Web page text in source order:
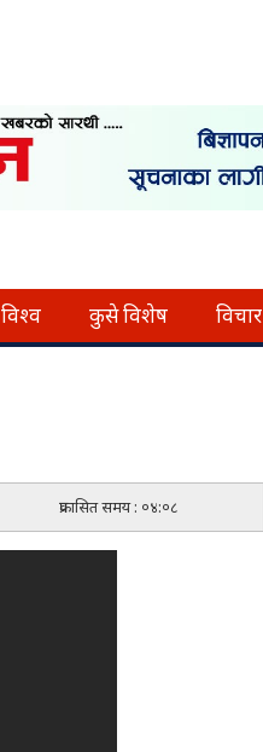
विश्व कुसे विशेष विचार
प्रकासित समय : ०४:०८